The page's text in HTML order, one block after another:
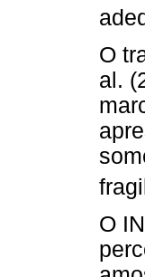
O
al.
O